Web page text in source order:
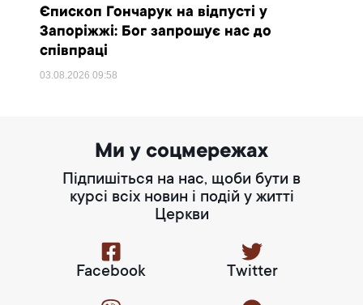
Єпископ Гончарук на відпусті у
Запоріжжі: Бог запрошує нас до
співпраці
03.08.202609:58
Ми у соцмережах
Підпишіться на нас, щоби бути в
курсі всіх новин і подій у житті
Церкви
Facebook Twitter